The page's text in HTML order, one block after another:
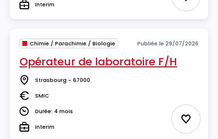
TypeInterim
Chimie / Parachimie / Biologie Publiée le 29/07/2026
Opérateur de laboratoire F/H
Lieu Strasbourg - 67000
Salaire
SMIC
DuréeDurée: 4 mois
TypeInterim Ajouter